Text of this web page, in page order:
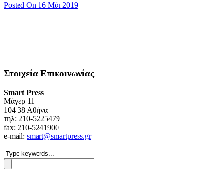
Posted On 16 Μάι 2019
Στοιχεία Επικοινωνίας
Smart Press
Mάγερ 11
104 38 Αθήνα
τηλ: 210-5225479
fax: 210-5241900
e-mail: smart@smartpress.gr